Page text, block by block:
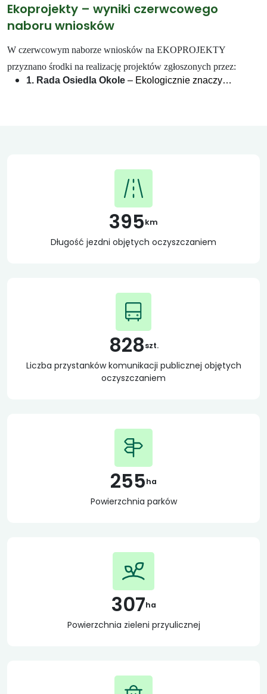
Ekoprojekty – wyniki czerwcowego
naboru wniosków
W czerwcowym naborze wniosków na EKOPROJEKTY
przyznano środki na realizację projektów zgłoszonych przez:
1. Rada Osiedla Okole – Ekologicznie znaczy…
395km
Długość jezdni objętych oczyszczaniem
828szt.
Liczba przystanków komunikacji publicznej objętych
oczyszczaniem
255ha
Powierzchnia parków
307ha
Powierzchnia zieleni przyulicznej